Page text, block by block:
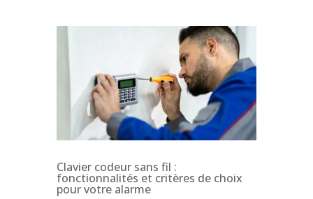
Clavier codeur sans fil :
fonctionnalités et critères de choix
pour votre alarme